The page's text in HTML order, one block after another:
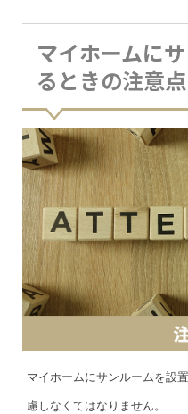
マイホームに
るときの注意点
マイホームにサンルームを設
慮しなくてはなりません。